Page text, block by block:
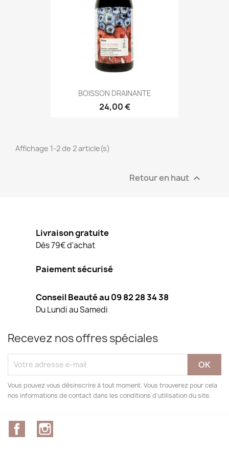
BOISSON DRAINANTE
24,00 €
Affichage 1-2 de 2 article(s)
Retour en haut 
Livraison gratuite
Dès 79€ d'achat
Paiement sécurisé
Conseil Beauté au 09 82 28 34 38
Du Lundi au Samedi
Recevez nos offres spéciales
Vous pouvez vous désinscrire à tout moment. Vous trouverez pour cela
nos informations de contact dans les conditions d'utilisation du site.
Facebook